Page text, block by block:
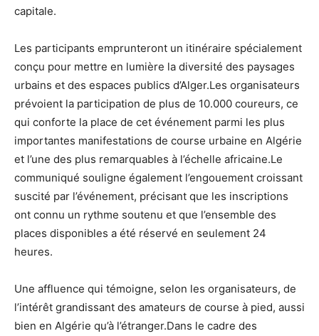
capitale.
Les participants emprunteront un itinéraire spécialement
conçu pour mettre en lumière la diversité des paysages
urbains et des espaces publics d’Alger.Les organisateurs
prévoient la participation de plus de 10.000 coureurs, ce
qui conforte la place de cet événement parmi les plus
importantes manifestations de course urbaine en Algérie
et l’une des plus remarquables à l’échelle africaine.Le
communiqué souligne également l’engouement croissant
suscité par l’événement, précisant que les inscriptions
ont connu un rythme soutenu et que l’ensemble des
places disponibles a été réservé en seulement 24
heures.
Une affluence qui témoigne, selon les organisateurs, de
l’intérêt grandissant des amateurs de course à pied, aussi
bien en Algérie qu’à l’étranger.Dans le cadre des